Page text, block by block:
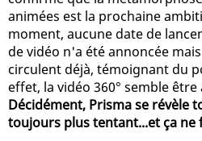
animées est la prochaine
moment, aucune date de
de vidéo n'a été annoncée
circulent déjà, témoignant du
effet, la vidéo 360° semble
Décidément, Prisma se révèle
toujours plus tentant...et ça ne